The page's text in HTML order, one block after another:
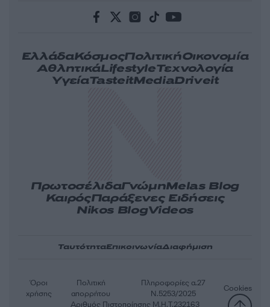
ΕλλάδαΚόσμοςΠολιτικήΟικονομία
ΑθλητικάLifestyleΤεχνολογία
ΥγείαTasteitMediaDriveit
ΠρωτοσέλιδαΓνώμηMelas Blog
ΚαιρόςΠαράξενες Ειδήσεις
Nikos BlogVideos
ΤαυτότηταΕπικοινωνίαΔιαφήμιση
Αριθμός Πιστοποίησης Μ.Η.Τ.232163
Όροι
χρήσης
Πολιτική
απορρήτου
Πληροφορίες α.27
Ν.5253/2025
Cookies